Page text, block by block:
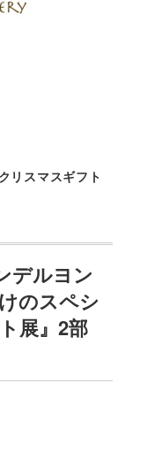
リスマスギフト
デルヨン
のスペシ
展』2部